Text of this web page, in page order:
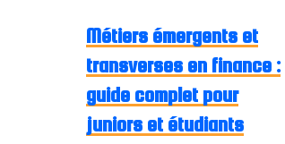
Métiers émergents et
transverses en finance :
guide complet pour
juniors et étudiants